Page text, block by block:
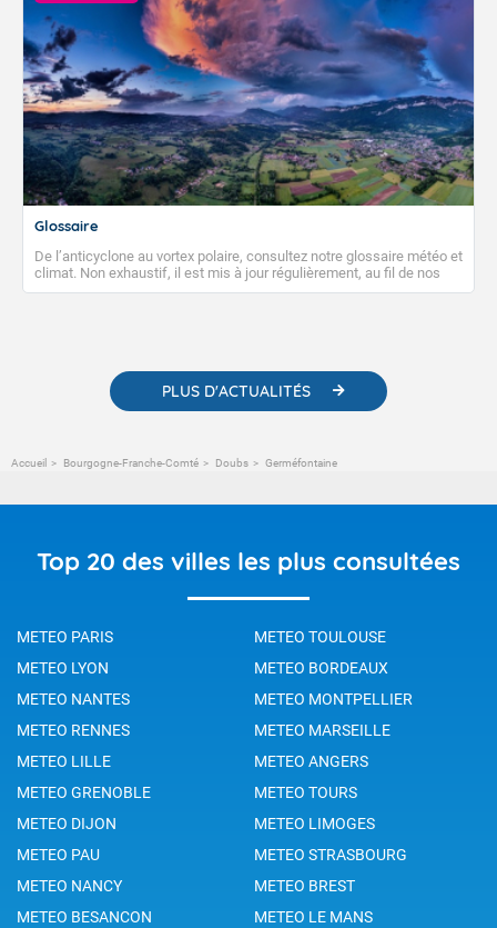
Glossaire
De l’anticyclone au vortex polaire, consultez notre glossaire météo et
climat. Non exhaustif, il est mis à jour régulièrement, au fil de nos
publications. Vous y trouverez également des liens utiles vers nos
PLUS D'ACTUALITÉS
Accueil Bourgogne-Franche-Comté Doubs Germéfontaine
Top 20 des villes les plus consultées
METEO PARIS
METEO TOULOUSE
METEO LYON
METEO BORDEAUX
METEO NANTES
METEO MONTPELLIER
METEO RENNES
METEO MARSEILLE
METEO LILLE
METEO ANGERS
METEO GRENOBLE
METEO TOURS
METEO DIJON
METEO LIMOGES
METEO PAU
METEO STRASBOURG
METEO NANCY
METEO BREST
METEO BESANCON
METEO LE MANS